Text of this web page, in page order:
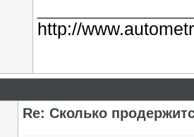
http://
Re: Сколько